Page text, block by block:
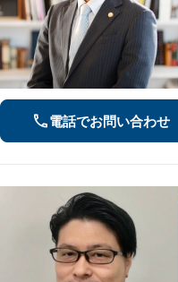
電話でお問い合わせ